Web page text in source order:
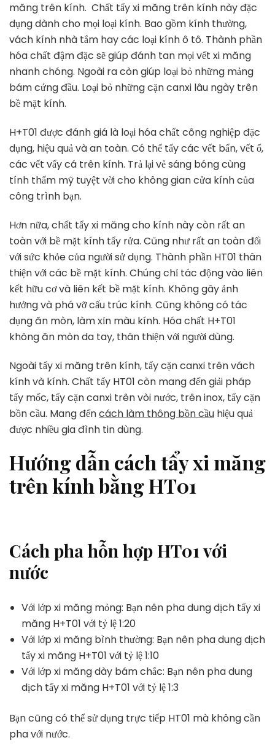
măng trên kính. Chất tẩy xi măng trên kính này đặc
dụng dành cho mọi loại kính. Bao gồm kính thường,
vách kính nhà tắm hay các loại kính ô tô. Thành phần
hóa chất đậm đặc sẽ giúp đánh tan mọi vết xi măng
nhanh chóng. Ngoài ra còn giúp loại bỏ những mảng
bám cứng đầu. Loại bỏ những cặn canxi lâu ngày trên
bề mặt kính.
H+T01 được đánh giá là loại hóa chất công nghiệp đặc
dụng, hiệu quả và an toàn. Có thể tẩy các vết bẩn, vết ố,
các vết vẩy cá trên kính. Trả lại vẻ sáng bóng cùng
tính thẩm mỹ tuyệt vời cho không gian cửa kính của
công trình bạn.
Hơn nữa, chất tẩy xi măng cho kính này còn rất an
toàn với bề mặt kính tẩy rửa. Cũng như rất an toàn đối
với sức khỏe của người sử dụng. Thành phần HT01 thân
thiện với các bề mặt kính. Chúng chỉ tác động vào liên
kết hữu cơ và liên kết bề mặt kính. Không gây ảnh
hưởng và phá vỡ cấu trúc kính. Cũng không có tác
dụng ăn mòn, làm xỉn màu kính. Hóa chất H+T01
không ăn mòn da tay, thân thiện với người dùng.
Ngoài tẩy xi măng trên kính, tẩy cặn canxi trên vách
kính và kính. Chất tẩy HT01 còn mang đến giải pháp
tẩy mốc, tẩy cặn canxi trên vòi nước, trên inox, tẩy cặn
bồn cầu. Mang đếncách làm thông bồn cầu hiệu quả
được nhiều gia đình tin dùng.
Hướng dẫn cách tẩy xi măng
trên kính bằng HT01
Cách pha hỗn hợp HT01 với
nước
Với lớp xi măng mỏng: Bạn nên pha dung dịch tẩy xi
măng H+T01 với tỷ lệ 1:20
Với lớp xi măng bình thường: Bạn nên pha dung dịch
tẩy xi măng H+T01 với tỷ lệ 1:10
Với lớp xi măng dày bám chắc: Bạn nên pha dung
dịch tẩy xi măng H+T01 với tỷ lệ 1:3
Bạn cũng có thể sử dụng trực tiếp HT01 mà không cần
pha với nước.